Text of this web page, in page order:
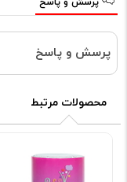
پرسش و پاسخ
محصولات مرتبط